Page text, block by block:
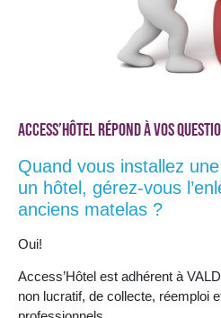
Access’Hôtel répond à vos
Quand vous installez
un hôtel, gérez-vous
anciens matelas ?
Oui!
Access’Hôtel est adhérent à
non lucratif, de collecte, réemploi